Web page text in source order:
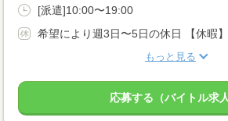
[派遣]10:00〜19:00
もっと見る
応募する（バイトル求人